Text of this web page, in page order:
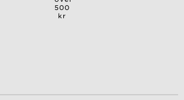
500
kr